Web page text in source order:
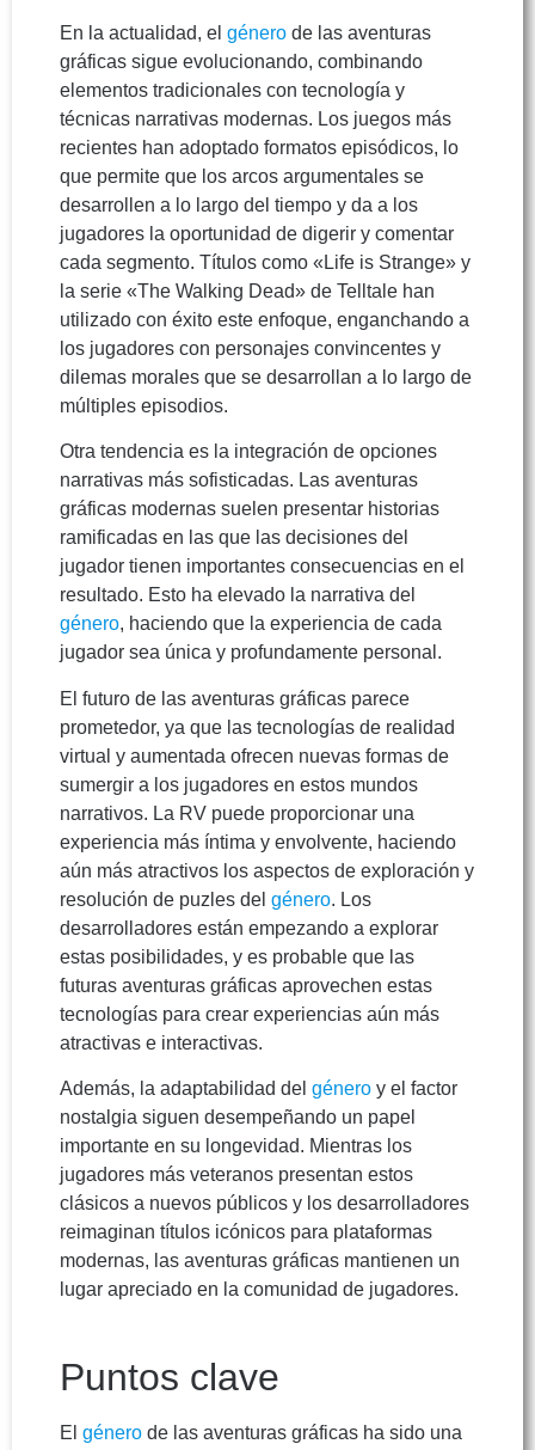
En la actualidad, el género de las aventuras
gráficas sigue evolucionando, combinando
elementos tradicionales con tecnología y
técnicas narrativas modernas. Los juegos más
recientes han adoptado formatos episódicos, lo
que permite que los arcos argumentales se
desarrollen a lo largo del tiempo y da a los
jugadores la oportunidad de digerir y comentar
cada segmento. Títulos como «Life is Strange» y
la serie «The Walking Dead» de Telltale han
utilizado con éxito este enfoque, enganchando a
los jugadores con personajes convincentes y
dilemas morales que se desarrollan a lo largo de
múltiples episodios.
Otra tendencia es la integración de opciones
narrativas más sofisticadas. Las aventuras
gráficas modernas suelen presentar historias
ramificadas en las que las decisiones del
jugador tienen importantes consecuencias en el
resultado. Esto ha elevado la narrativa del
género, haciendo que la experiencia de cada
jugador sea única y profundamente personal.
El futuro de las aventuras gráficas parece
prometedor, ya que las tecnologías de realidad
virtual y aumentada ofrecen nuevas formas de
sumergir a los jugadores en estos mundos
narrativos. La RV puede proporcionar una
experiencia más íntima y envolvente, haciendo
aún más atractivos los aspectos de exploración y
resolución de puzles del género. Los
desarrolladores están empezando a explorar
estas posibilidades, y es probable que las
futuras aventuras gráficas aprovechen estas
tecnologías para crear experiencias aún más
atractivas e interactivas.
Además, la adaptabilidad del género y el factor
nostalgia siguen desempeñando un papel
importante en su longevidad. Mientras los
jugadores más veteranos presentan estos
clásicos a nuevos públicos y los desarrolladores
reimaginan títulos icónicos para plataformas
modernas, las aventuras gráficas mantienen un
lugar apreciado en la comunidad de jugadores.
Puntos clave
El género de las aventuras gráficas ha sido una